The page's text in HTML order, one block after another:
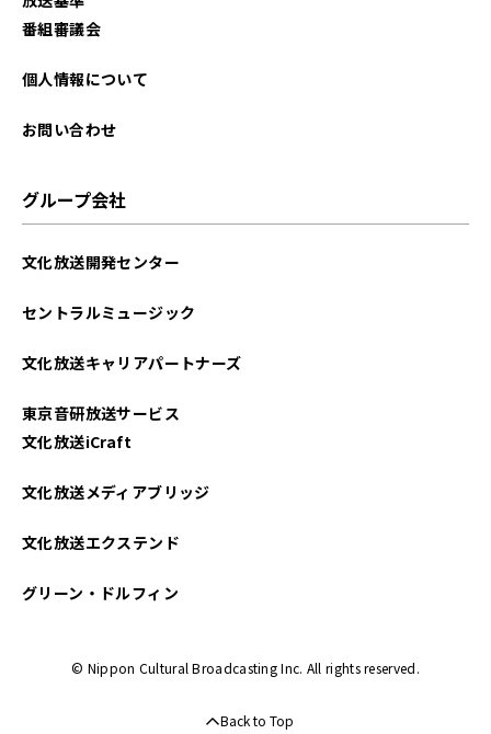
番組審議会
個人情報について
お問い合わせ
グループ会社
文化放送開発センター
セントラルミュージック
文化放送キャリアパートナーズ
東京音研放送サービス
文化放送iCraft
文化放送メディアブリッジ
文化放送エクステンド
グリーン・ドルフィン
© Nippon Cultural Broadcasting Inc. All rights reserved.
Back to Top